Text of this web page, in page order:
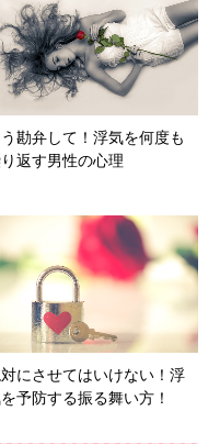
う勘弁して！浮気を何度も
返す男性の心理
にさせてはいけない！浮
予防する振る舞い方！